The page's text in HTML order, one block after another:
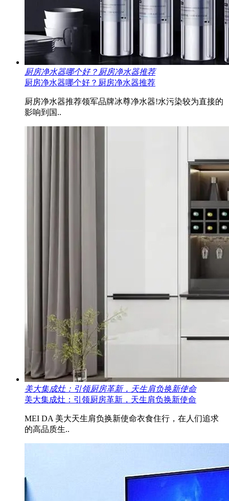
厨房净水器哪个好？厨房净水器推荐
厨房净水器哪个好？厨房净水器推荐
厨房净水器推荐领军品牌冰尊净水器!水污染较为直接的
影响到国..
美大集成灶：引领厨房革新，天生肩负换新使命
美大集成灶：引领厨房革新，天生肩负换新使命
MEI DA 美大天生肩负换新使命衣食住行，在人们追求
的高品质生..